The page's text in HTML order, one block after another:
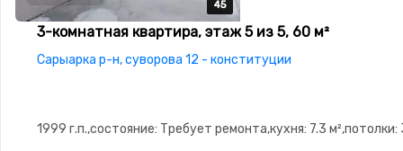
45
45
45
45
45
3-комнатная квартира, этаж 5 из 5, 60 м²
Сарыарка р-н, суворова 12 - конституции
1999 г.п.,состояние: Требует ремонта,кухня: 7.3 м²,потолки: